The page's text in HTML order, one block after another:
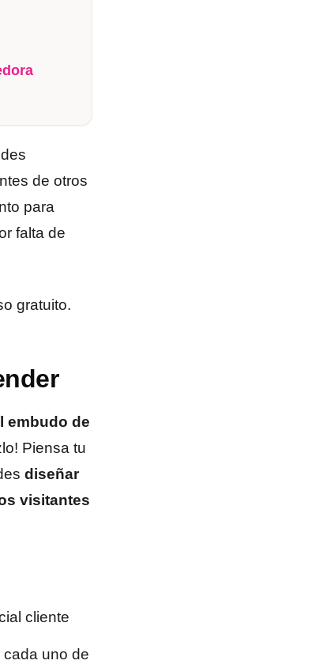
de otros
para
falta de
gratuito.
embudo de
Piensa tu
diseñar
visitantes
cliente
uno de